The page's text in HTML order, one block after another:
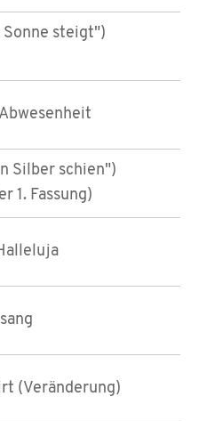
Sonne steigt")
Silber schien")
1. Fassung)
(Veränderung)